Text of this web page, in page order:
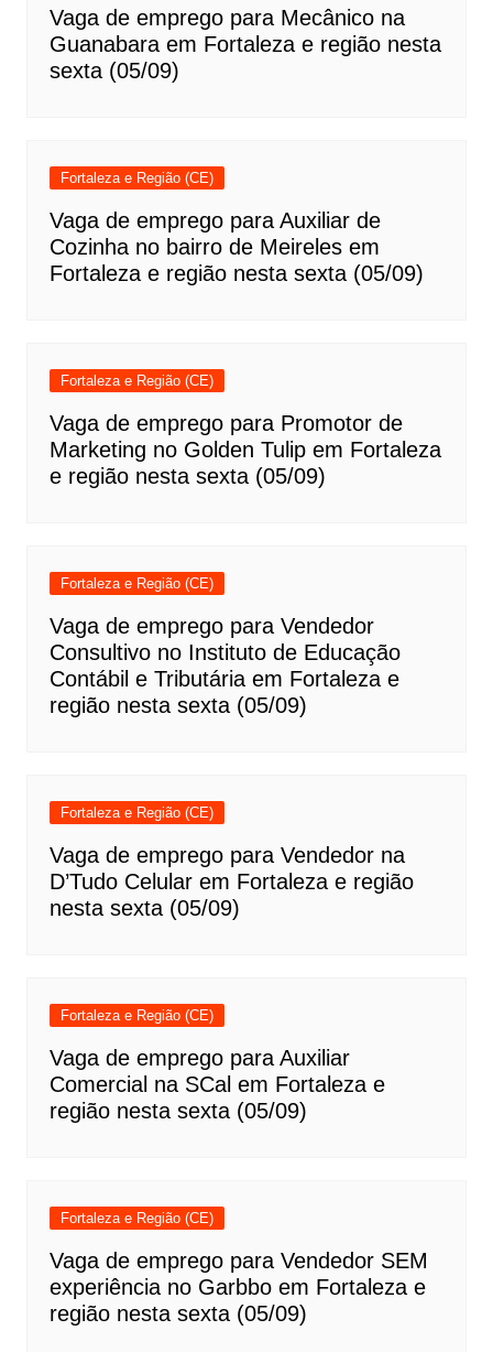
Vaga de emprego para Mecânico na
Guanabara em Fortaleza e região nesta
sexta (05/09)
Fortaleza e Região (CE)
Vaga de emprego para Auxiliar de
Cozinha no bairro de Meireles em
Fortaleza e região nesta sexta (05/09)
Fortaleza e Região (CE)
Vaga de emprego para Promotor de
Marketing no Golden Tulip em Fortaleza
e região nesta sexta (05/09)
Fortaleza e Região (CE)
Vaga de emprego para Vendedor
Consultivo no Instituto de Educação
Contábil e Tributária em Fortaleza e
região nesta sexta (05/09)
Fortaleza e Região (CE)
Vaga de emprego para Vendedor na
D’Tudo Celular em Fortaleza e região
nesta sexta (05/09)
Fortaleza e Região (CE)
Vaga de emprego para Auxiliar
Comercial na SCal em Fortaleza e
região nesta sexta (05/09)
Fortaleza e Região (CE)
Vaga de emprego para Vendedor SEM
experiência no Garbbo em Fortaleza e
região nesta sexta (05/09)